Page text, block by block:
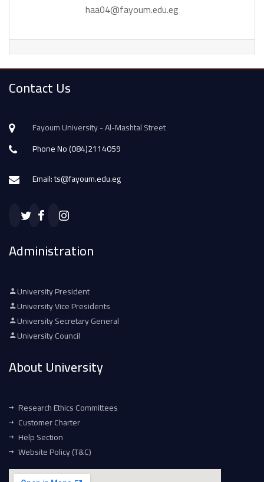
haa04@fayoum.edu.eg
Contact Us
Fayoum University - Al-Mashtal Street
Phone No (084)2114059
Email: ts@fayoum.edu.eg
Administration
University President
University Vice Presidents
University Secretary General
University Council
About University
Research Ethics Committees
Customer Charter
Help Section
Website Policy (T&C)